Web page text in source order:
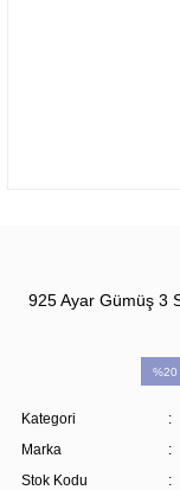
925 Ayar Gümüş 3
%20
Kategori
Marka
Stok Kodu